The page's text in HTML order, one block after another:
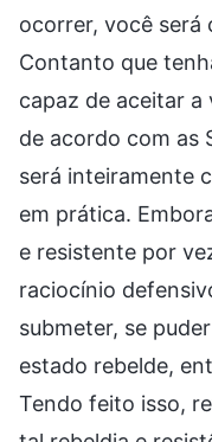
ocorrer, você será
Contanto que
capaz de aceitar a
de acordo com as
será inteiramente
em prática.
e resistente por
raciocínio
submeter, se
estado rebelde,
Tendo feito isso,